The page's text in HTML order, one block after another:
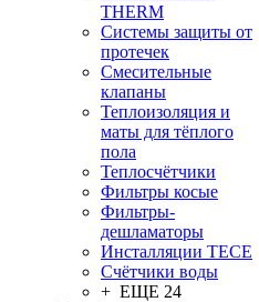
THERM
Системы защиты от
протечек
Смесительные
клапаны
Теплоизоляция и
маты для тёплого
пола
Теплосчётчики
Фильтры косые
Фильтры-
дешламаторы
Инсталляции TECE
Счётчики воды
+ ЕЩЕ 24